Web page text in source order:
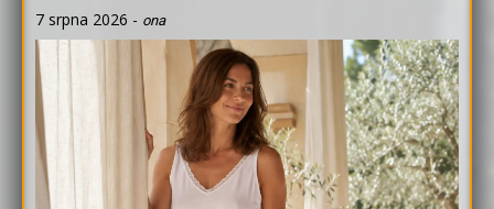
7 srpna 2026 - ona